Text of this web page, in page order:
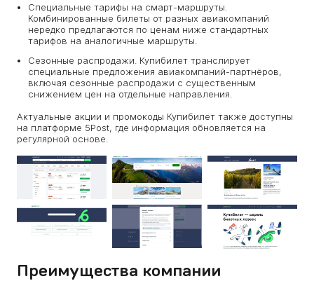
Специальные тарифы на смарт-маршруты.
Комбинированные билеты от разных авиакомпаний
нередко предлагаются по ценам ниже стандартных
тарифов на аналогичные маршруты.
Сезонные распродажи. Купибилет транслирует
специальные предложения авиакомпаний-партнёров,
включая сезонные распродажи с существенным
снижением цен на отдельные направления.
Актуальные акции и промокоды Купибилет также доступны
на платформе 5Post, где информация обновляется на
регулярной основе.
Преимущества компании